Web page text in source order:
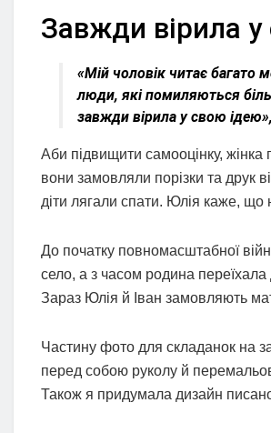
Завжди вірила
«Мій чоловік читає багато
люди, які помиляються
завжди вірила у свою
Аби підвищити самооцінку,
вони замовляли порізки та друк
діти лягали спати. Юлія каже, що
До початку повномасштабної
село, а з часом родина
Зараз Юлія й Іван замовляють
Частину фото для складанок на
перед собою руколу й
Також я придумала дизайн